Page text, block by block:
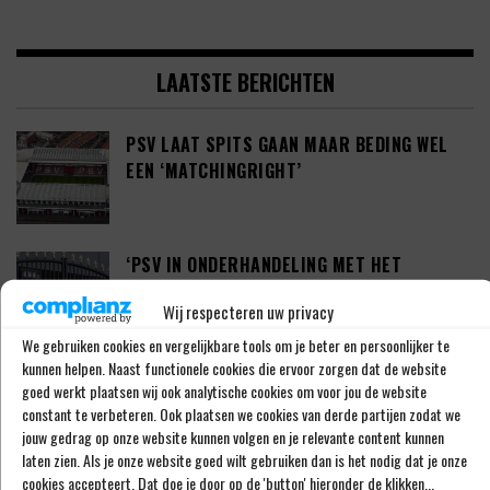
Wij respecteren uw privacy
We gebruiken cookies en vergelijkbare tools om je beter en persoonlijker te
kunnen helpen. Naast functionele cookies die ervoor zorgen dat de website
goed werkt plaatsen wij ook analytische cookies om voor jou de website
constant te verbeteren. Ook plaatsen we cookies van derde partijen zodat we
jouw gedrag op onze website kunnen volgen en je relevante content kunnen
laten zien. Als je onze website goed wilt gebruiken dan is het nodig dat je onze
cookies accepteert. Dat doe je door op de 'button' hieronder de klikken...
LAATSTE BERICHTEN
PSV LAAT SPITS GAAN MAAR BEDING WEL
EEN ‘MATCHINGRIGHT’
‘PSV IN ONDERHANDELING MET HET
‘PSV WIL ZICH GAAN VERSTERKEN MET 29-
JARIGE ADAMA CAMARA’